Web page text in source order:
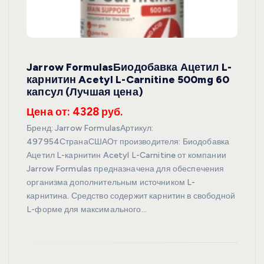
Jarrow FormulasБиодобавка Ацетил L-
карнитин Acetyl L-Carnitine 500mg 60
капсул (Лучшая цена)
Цена от: 4328 руб.
Бренд: Jarrow FormulasАртикул:
497954СтранаСШАОт производителя: Биодобавка
Ацетил L-карнитин Acetyl L-Carnitine от компании
Jarrow Formulas предназначена для обеспечения
организма дополнительным источником L-
карнитина. Средство содержит карнитин в свободной
L-форме для максимального…